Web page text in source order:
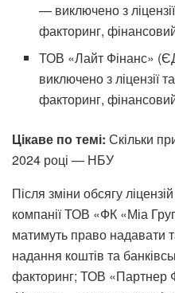
— виключено з
факторинг,
ТОВ «Лайт Фінанс»
виключено з ліцензії
факторинг,
Цікаве по темі: Скільки
2024 році — НБУ
Після зміни обсягу
компанії ТОВ «ФК «Міа
матимуть право надавати
надання коштів та
факторинг; ТОВ «Партнер